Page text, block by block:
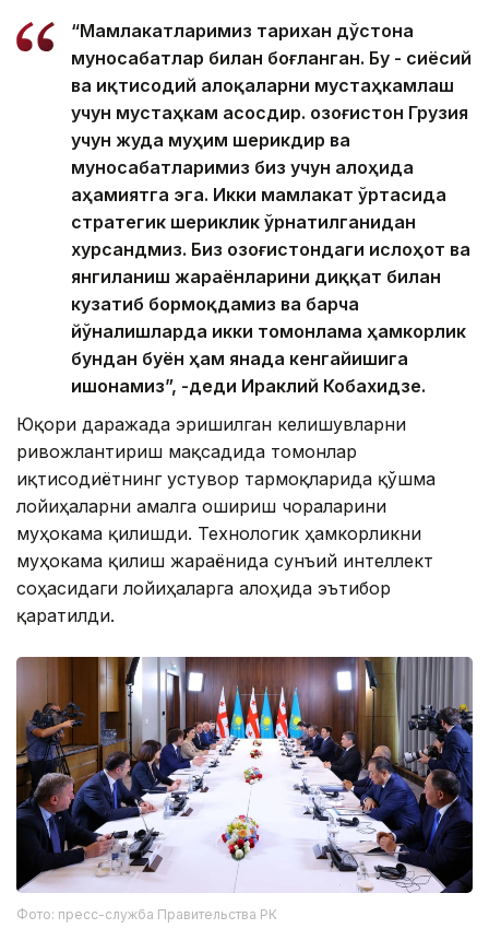
“Мамлакатларимиз тарихан дўстона
муносабатлар билан боғланган. Бу - сиёсий
ва иқтисодий алоқаларни мустаҳкамлаш
учун мустаҳкам асосдир. Қозоғистон Грузия
учун жуда муҳим шерикдир ва
муносабатларимиз биз учун алоҳида
аҳамиятга эга. Икки мамлакат ўртасида
стратегик шериклик ўрнатилганидан
хурсандмиз. Биз Қозоғистондаги ислоҳот ва
янгиланиш жараёнларини диққат билан
кузатиб бормоқдамиз ва барча
йўналишларда икки томонлама ҳамкорлик
бундан буён ҳам янада кенгайишига
ишонамиз”, -деди Ираклий Кобахидзе.
Юқори даражада эришилган келишувларни
ривожлантириш мақсадида томонлар
иқтисодиётнинг устувор тармоқларида қўшма
лойиҳаларни амалга ошириш чораларини
муҳокама қилишди. Технологик ҳамкорликни
муҳокама қилиш жараёнида сунъий интеллект
соҳасидаги лойиҳаларга алоҳида эътибор
қаратилди.
Фото: пресс-служба Правительства РК